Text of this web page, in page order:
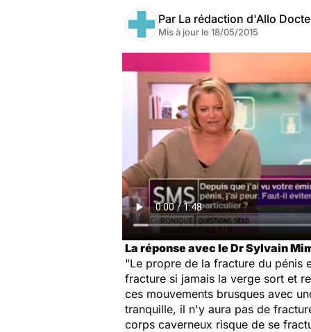
Par La rédaction d'Allo
Mis à jour le 18/05/2015
La réponse avec le Dr Sylvain
"Le propre de la fracture du pénis
fracture si jamais la verge sort et
ces mouvements brusques avec
tranquille, il n'y aura pas de
corps caverneux risque de se